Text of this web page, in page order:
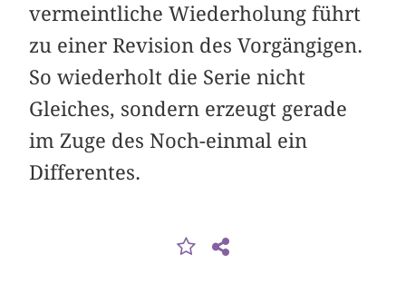
vermeintliche Wiederholung führt
zu einer Revision des Vorgängigen.
So wiederholt die Serie nicht
Gleiches, sondern erzeugt gerade
im Zuge des Noch-einmal ein
Differentes.